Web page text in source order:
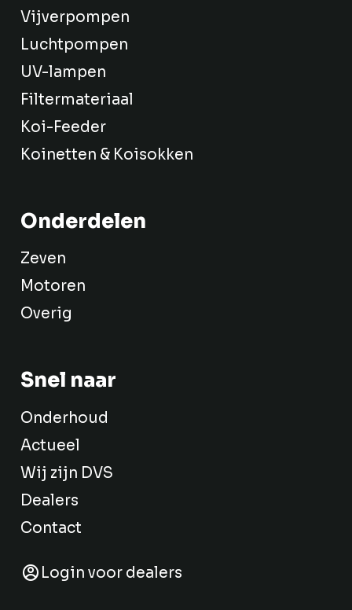
Vijverpompen
Luchtpompen
UV-lampen
Filtermateriaal
Koi-Feeder
Koinetten & Koisokken
Onderdelen
Zeven
Motoren
Overig
Snel naar
Onderhoud
Actueel
Wij zijn DVS
Dealers
Contact
Login voor dealers